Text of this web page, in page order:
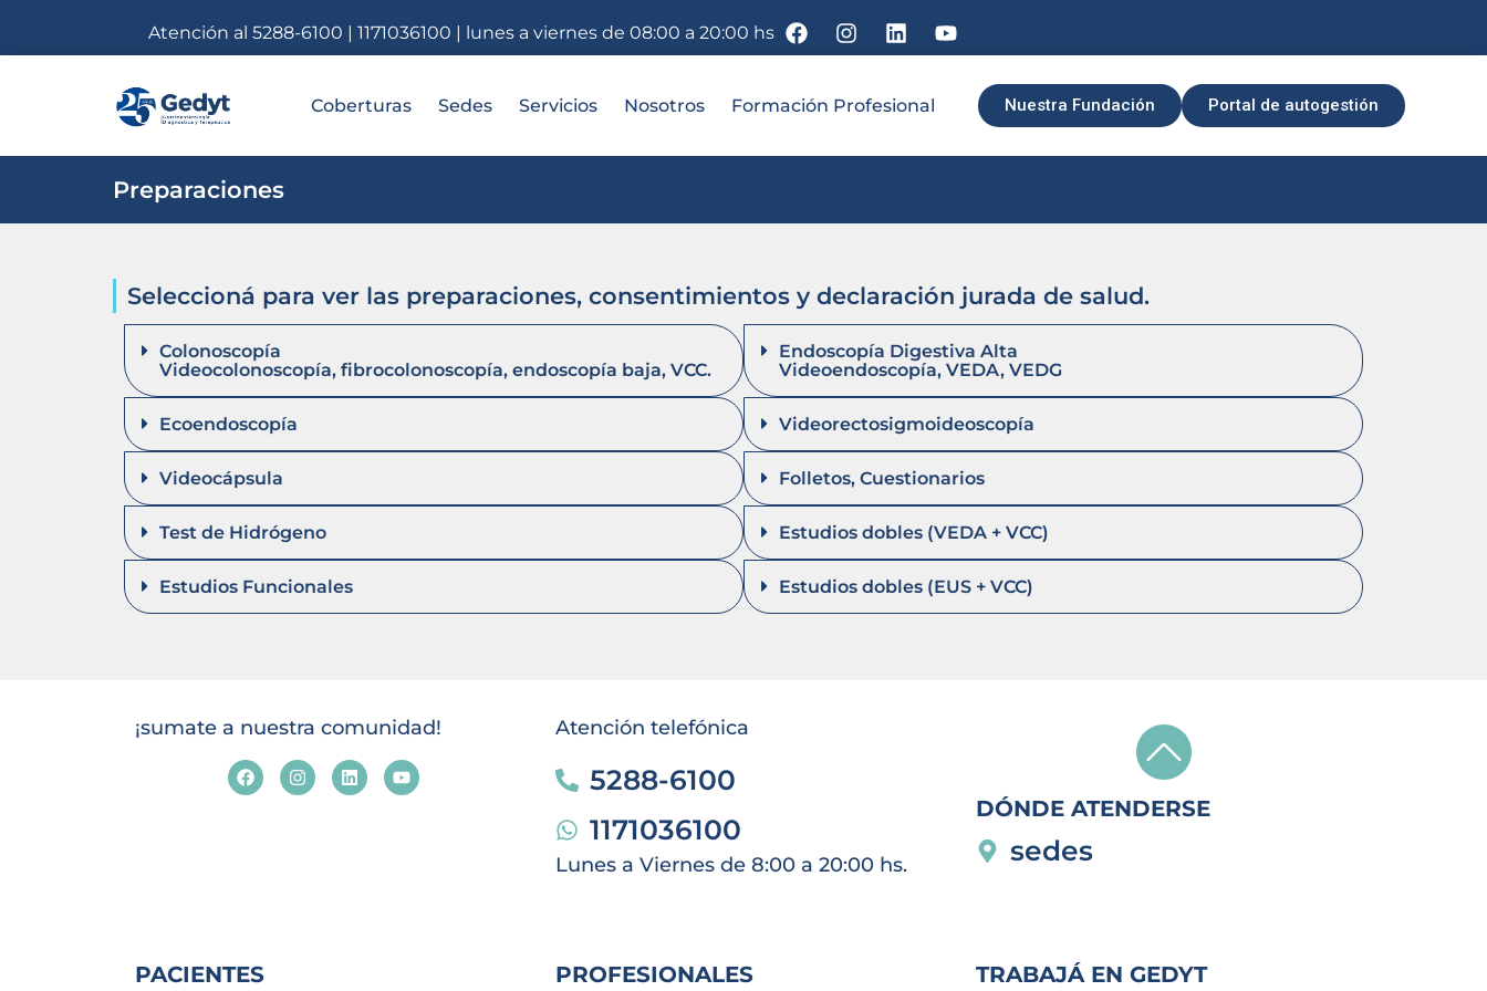
Atención al 5288-6100 | 1171036100 | lunes a viernes de 08:00 a 20:00 hs
Coberturas Sedes Servicios Nosotros Formación Profesional Nuestra Fundación Portal de autogestión
Preparaciones
Seleccioná para ver las preparaciones, consentimientos y declaración jurada de salud.
Colonoscopía
Videocolonoscopía, fibrocolonoscopía, endoscopía baja, VCC.
Ecoendoscopía
Videocápsula
Test de Hidrógeno
Estudios Funcionales
Endoscopía Digestiva Alta
Videoendoscopía, VEDA, VEDG
Videorectosigmoideoscopía
Folletos, Cuestionarios
Estudios dobles (VEDA + VCC)
Estudios dobles (EUS + VCC)
¡sumate a nuestra comunidad!
PACIENTES
Atención telefónica
5288-6100
1171036100
Lunes a Viernes de 8:00 a 20:00 hs.
PROFESIONALES
DÓNDE ATENDERSE
sedes
TRABAJÁ EN GEDYT